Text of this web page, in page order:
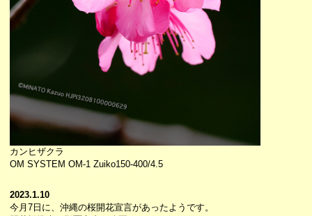
カンヒザクラ
OM SYSTEM OM-1 Zuiko150-400/4.5
2023.1.10
今月7日に、沖縄の桜開花宣言があったようです。